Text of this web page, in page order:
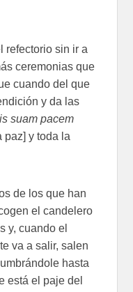
refectorio sin ir a
ceremonias que
cuando del que
y da las
suam pacem
paz] y toda la
de los que han
el candelero
y, cuando el
va a salir, salen
hasta
está el paje del